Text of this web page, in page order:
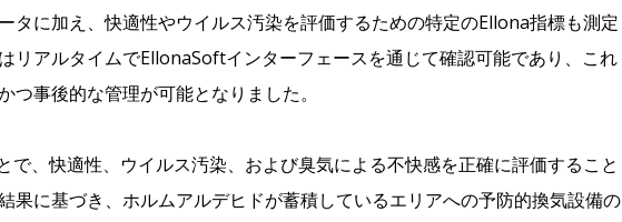
タに加え、快適性やウイルス汚染を評価するための特定のEllona指標も測定
リアルタイムでEllonaSoftインターフェースを通じて確認可能であり、これ
つ事後的な管理が可能となりました。
で、快適性、ウイルス汚染、および臭気による不快感を正確に評価すること
果に基づき、ホルムアルデヒドが蓄積しているエリアへの予防的換気設備の